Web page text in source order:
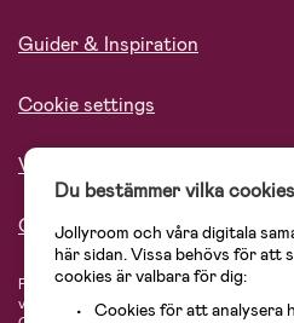
Guider & Inspiration
Cookie settings
Vårt ansvar
Om oss
På Jollyroom.se hittar du ett stort utbud
vårt sortiment hittar du barnvagnar,
Du bestämmer vilka
Jollyroom och våra digitala
här sidan. Vissa behövs för att
cookies är valbara för dig:
Cookies för att analysera